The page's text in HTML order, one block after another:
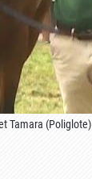
Tamara (Poliglote)